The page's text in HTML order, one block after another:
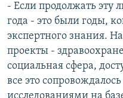
- Если продолжать эту
года - это были годы,
экспертного знания.
проекты -
социальная сфера,
все это